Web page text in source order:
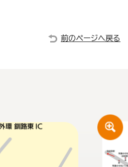
前のページへ戻る